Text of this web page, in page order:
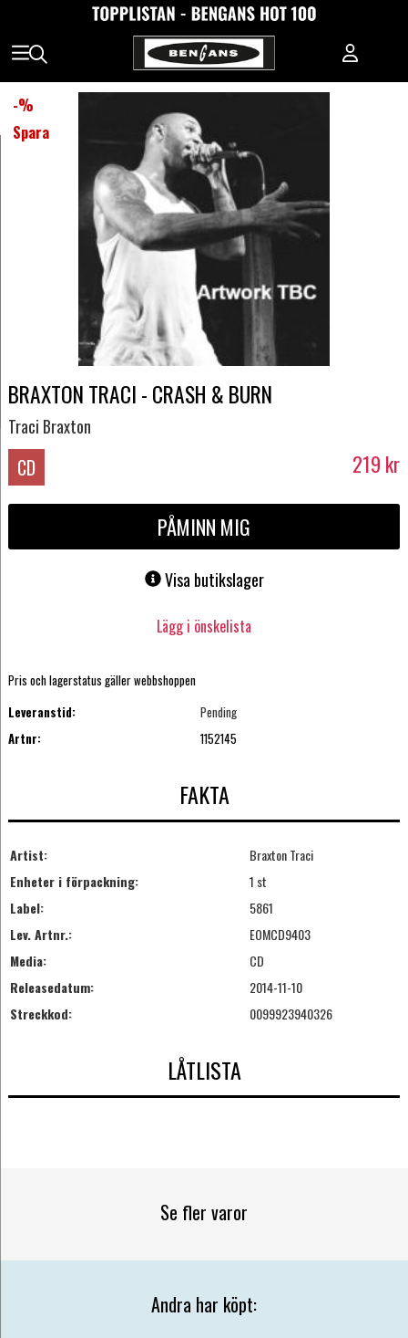
-%
Spara
BRAXTON TRACI - CRASH & BURN
Traci Braxton
CD 219 kr
PÅMINN MIG
Visa butikslager
Lägg i önskelista
Pris och lagerstatus gäller webbshoppen
Leveranstid:
Pending
Artnr:
1152145
FAKTA
Artist:
Braxton Traci
Enheter i förpackning:
1 st
Label:
5861
Lev. Artnr.:
EOMCD9403
Media:
CD
Releasedatum:
2014-11-10
Streckkod:
0099923940326
LÅTLISTA
Se fler varor
Andra har köpt: